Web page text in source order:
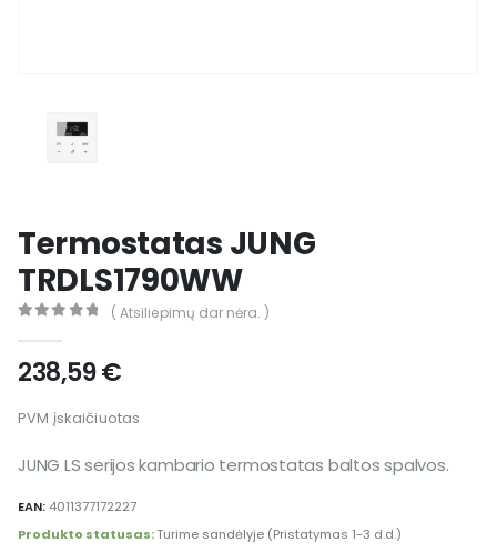
Termostatas JUNG
TRDLS1790WW
( Atsiliepimų dar nėra. )
238,59€
PVM įskaičiuotas
JUNG LS serijos kambario termostatas baltos spalvos.
EAN: 4011377172227
Produkto statusas:Turime sandėlyje (Pristatymas 1-3 d.d.)